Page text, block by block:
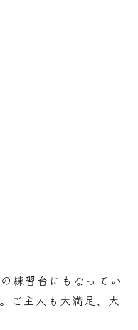
練習台にもなってい
ご主人も大満足、大